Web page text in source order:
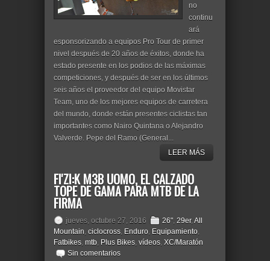
no
continu
ará
esponsorizando a equipos Pro Tour de primer
nivel después de 20 años de éxitos, donde ha
estado presente en los podios de las máximas
competiciones, y después de ser en los últimos
seis años el proveedor del equipo Movistar
Team, uno de los mejores equipos de carretera
del mundo, donde están presentes ciclistas tan
importantes como Nairo Quintana o Alejandro
Valverde. Pepe del Ramo (General...
LEER MÁS
FI'ZI:K M3B UOMO, EL CALZADO
TOPE DE GAMA PARA MTB DE LA
FIRMA
jueves, octubre 27, 2016 26", 29er, All
Mountain, ciclocross, Enduro, Equipamiento,
Fatbikes, mtb, Plus Bikes, vídeos, XC/Maratón
Sin comentarios